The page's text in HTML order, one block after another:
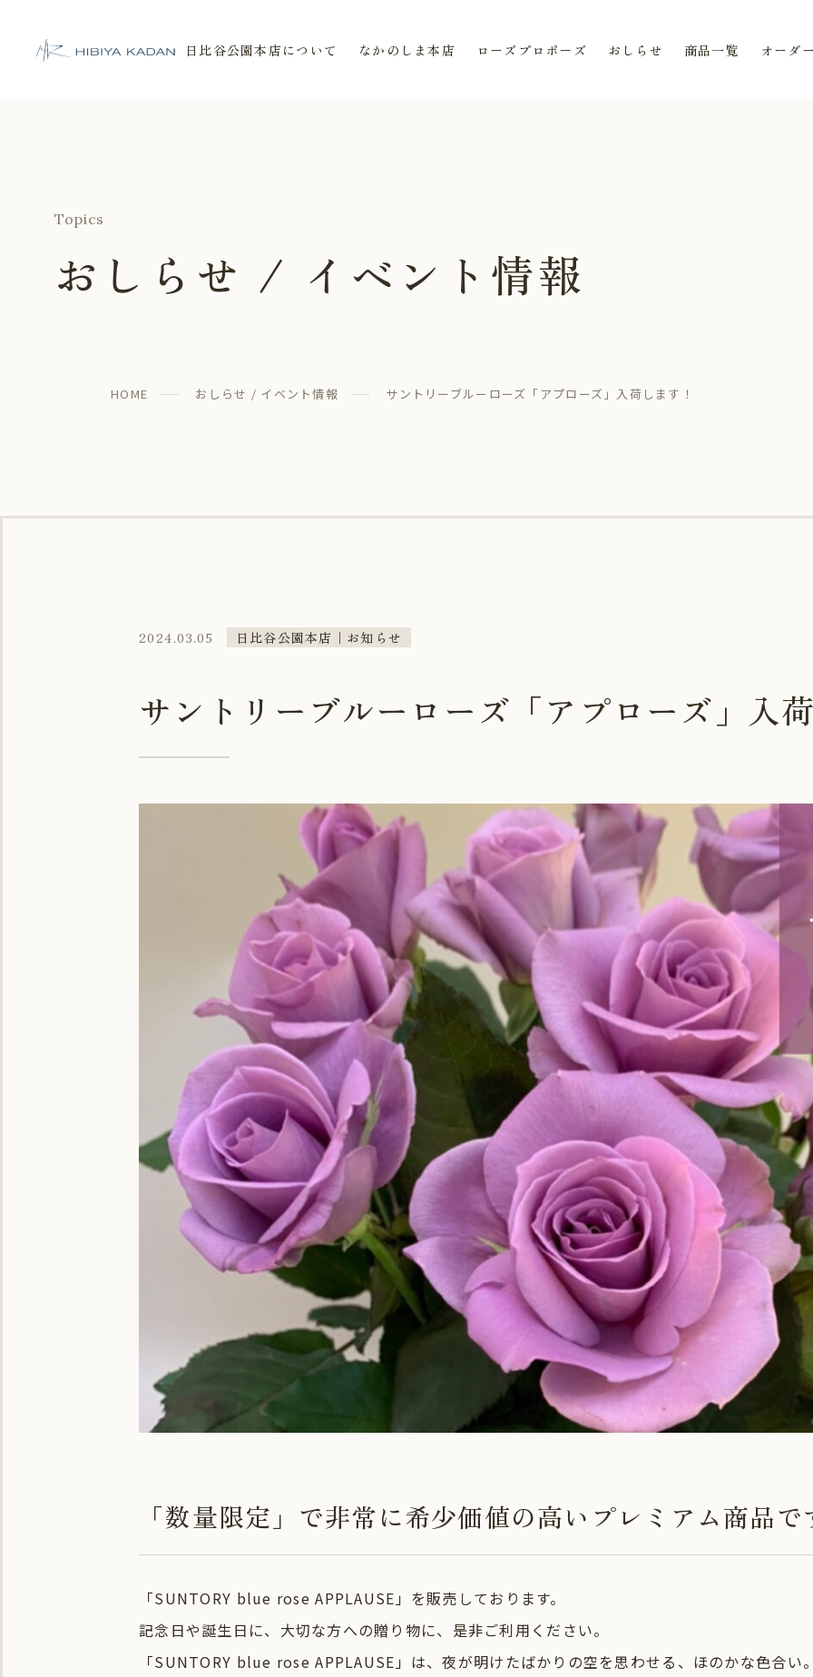
日比谷花壇 日比谷公園本店
日比谷公園本店について なかのしま本店 ローズプロポーズ おしらせ 商品一覧 オーダ
Topics
おしらせ / イベント情報
HOME おしらせ / イベント情報 サントリーブルーローズ「アプローズ」入荷します！
2024.03.05 日比谷公園本店｜お知らせ
サントリーブルーローズ「アプローズ」入
「数量限定」で非常に希少価値の高いプレミアム商品で
「SUNTORY blue rose APPLAUSE」を販売しております。
記念日や誕生日に、大切な方への贈り物に、是非ご利用ください。
「SUNTORY blue rose APPLAUSE」は、夜が明けたばかりの空を思わせる、ほのかな色合い